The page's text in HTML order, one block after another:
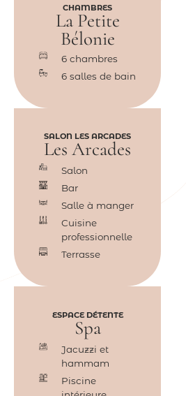
CHAMBRES
La Petite
Bélonie
6 chambres
6 salles de bain
SALON LES ARCADES
Les Arcades
Salon
Bar
Salle à manger
Cuisine
professionnelle
Terrasse
ESPACE DÉTENTE
Spa
Jacuzzi et
hammam
Piscine